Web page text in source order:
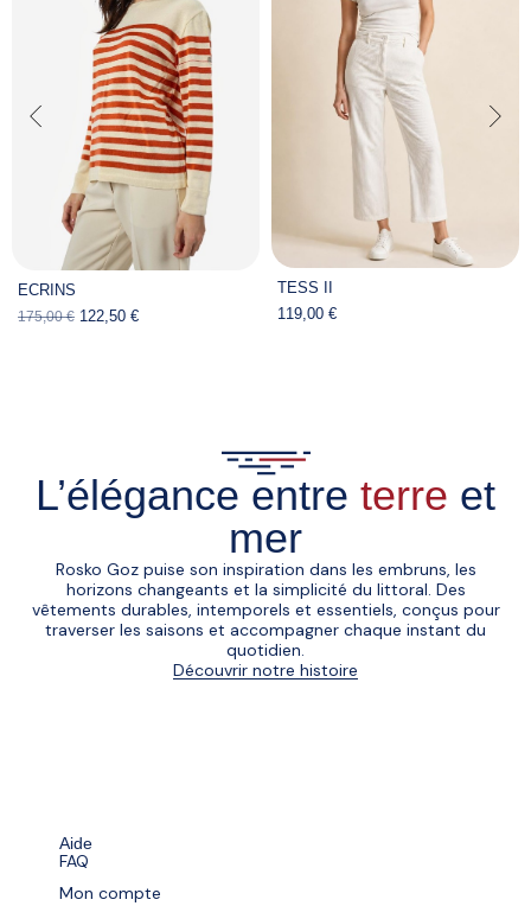
ECRINS
175,00 € 122,50 €
TESS II
119,00 €
L’élégance entre terre et
mer
Rosko Goz puise son inspiration dans les embruns, les
horizons changeants et la simplicité du littoral. Des
vêtements durables, intemporels et essentiels, conçus pour
traverser les saisons et accompagner chaque instant du
quotidien.
Découvrir notre histoire
Aide
FAQ
Mon compte